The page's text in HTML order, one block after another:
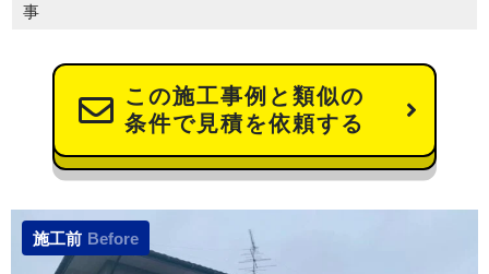
事
この施工事例と類似の
条件で見積を依頼する
施工前 Before